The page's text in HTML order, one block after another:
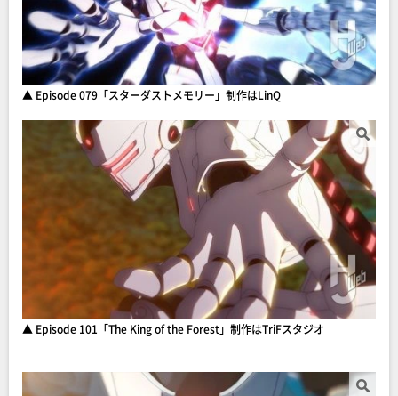
▲ Episode 079「スターダストメモリー」制作はLinQ
▲ Episode 101「The King of the Forest」制作はTriFスタジオ